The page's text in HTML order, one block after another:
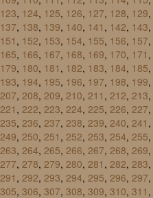
123, 124, 125, 126, 127, 128, 129,
137, 138, 139, 140, 141 , 142, 143,
151 , 152, 153, 154, 155, 156, 157,
165, 166, 167, 168, 169, 170, 171 ,
179, 180, 181 , 182, 183, 184, 185,
193, 194, 195, 196, 197, 198, 199,
207, 208, 209, 210, 211 , 212, 213,
221 , 222, 223, 224, 225, 226, 227,
235, 236, 237, 238, 239, 240, 241 ,
249, 250, 251 , 252, 253, 254, 255,
263, 264, 265, 266, 267, 268, 269,
277, 278, 279, 280, 281 , 282, 283,
291 , 292, 293, 294, 295, 296, 297,
305, 306, 307, 308, 309, 310, 311 ,